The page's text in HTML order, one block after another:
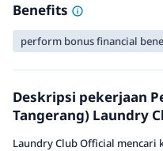
Benefits
perform bonus financial
Deskripsi pekerjaan
Tangerang) Laundry
Laundry Club Official mencari